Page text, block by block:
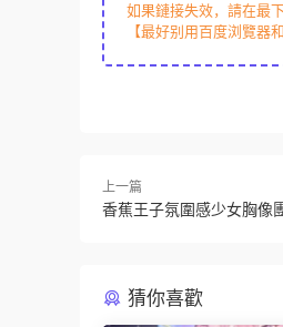
如果鏈接失效，請在最
【最好别用百度浏覽器
上一篇
香蕉王子氛圍感少女胸像
猜你喜歡